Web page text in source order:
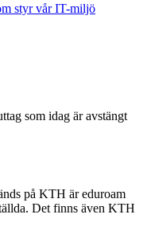
styr vår IT-miljö
som idag är avstängt
på KTH är eduroam
Det finns även KTH